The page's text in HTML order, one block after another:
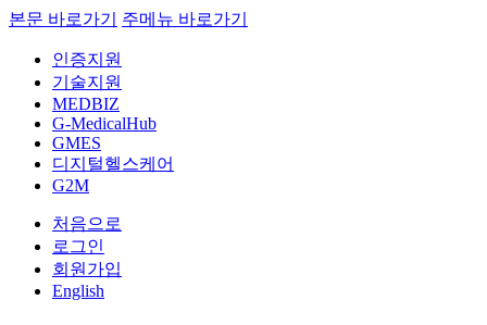
본문 바로가기 주메뉴 바로가기
인증지원
기술지원
MEDBIZ
G-MedicalHub
GMES
디지털헬스케어
G2M
처음으로
로그인
회원가입
English